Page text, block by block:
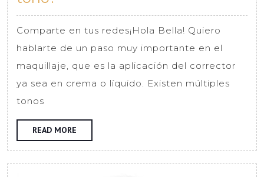
¿Para
qué
sirve
cada
tono?
Comparte en tus redes¡Hola Bella! Quiero
hablarte de un paso muy importante en el
maquillaje, que es la aplicación del corrector
ya sea en crema o líquido. Existen múltiples
tonos
READ MORE
MORE